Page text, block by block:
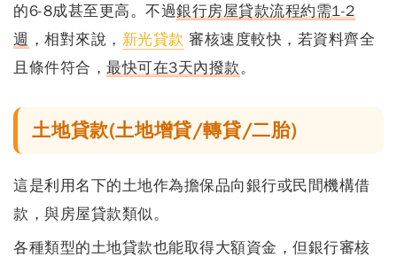
的6-8成甚至更高。不過銀行房屋貸款流程約需1-2
週 ，相對來說， 新光貸款 審核速度較快 ，若資料齊全
且條件符合， 最快可在3天內撥款。
土地貸款(土地增貸/轉貸/二胎)
這是利用名下的土地作為擔保品向銀行或民間機構借
款，與房屋貸款類似。
各種類型的土地貸款也能取得大額資金，但銀行審核